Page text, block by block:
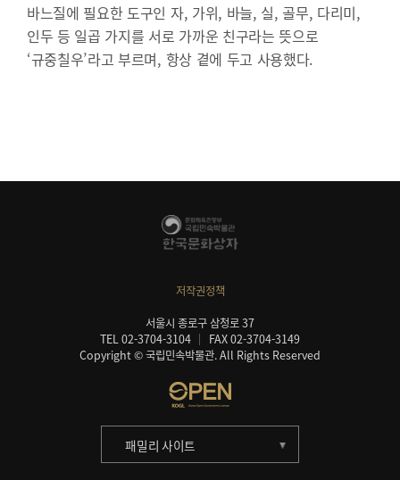
바느질에 필요한 도구인 자, 가위, 바늘, 실, 골무, 다리미,
인두 등 일곱 가지를 서로 가까운 친구라는 뜻으로
‘규중칠우’라고 부르며, 항상 곁에 두고 사용했다.
저작권정책
서울시 종로구 삼청로 37
TEL 02-3704-3104
FAX 02-3704-3149
Copyright © 국립민속박물관. All Rights Reserved
패밀리 사이트